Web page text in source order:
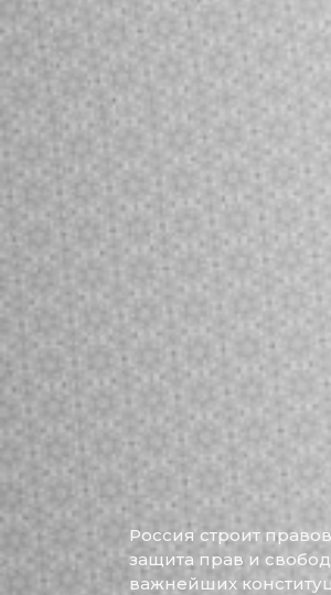
Россия строит
защита прав и
важнейших